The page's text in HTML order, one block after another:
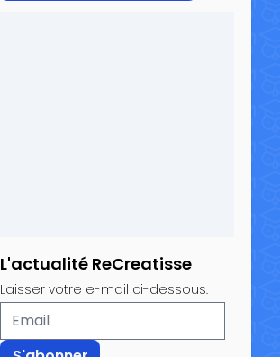
L'actualité ReCreatisse
Laisser votre e-mail ci-dessous.